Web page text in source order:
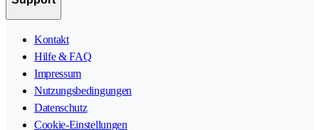
Kontakt
Hilfe & FAQ
Impressum
Nutzungsbedingungen
Datenschutz
Cookie-Einstellungen